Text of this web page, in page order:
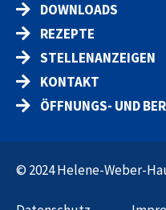
DOWNLOADS
REZEPTE
STELLENANZEIGEN
KONTAKT
ÖFFNUNGS- UND
© 2024 Helene-Weber-